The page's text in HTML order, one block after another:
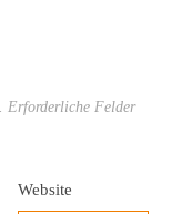
Erforderliche Felder
Website